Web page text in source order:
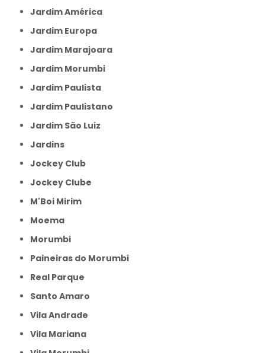
Jardim América
Jardim Europa
Jardim Marajoara
Jardim Morumbi
Jardim Paulista
Jardim Paulistano
Jardim São Luiz
Jardins
Jockey Club
Jockey Clube
M'Boi Mirim
Moema
Morumbi
Paineiras do Morumbi
Real Parque
Santo Amaro
Vila Andrade
Vila Mariana